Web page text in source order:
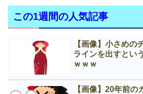
この1週間の人気記事
【画像】小さめの
ラインを出すとい
ｗｗｗ
【画像】20年前